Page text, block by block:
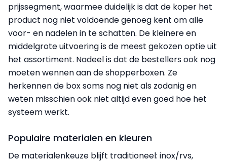
prijssegment, waarmee duidelijk is dat de koper het
product nog niet voldoende genoeg kent om alle
voor- en nadelen in te schatten. De kleinere en
middelgrote uitvoering is de meest gekozen optie uit
het assortiment. Nadeel is dat de bestellers ook nog
moeten wennen aan de shopperboxen. Ze
herkennen de box soms nog niet als zodanig en
weten misschien ook niet altijd even goed hoe het
systeem werkt.
Populaire materialen en kleuren
De materialenkeuze blijft traditioneel: inox/rvs,